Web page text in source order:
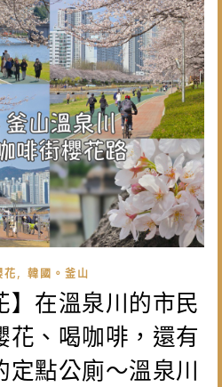
花, 韓國。釜山
】在溫泉川的市民
花、喝咖啡，還有
定點公廁～溫泉川